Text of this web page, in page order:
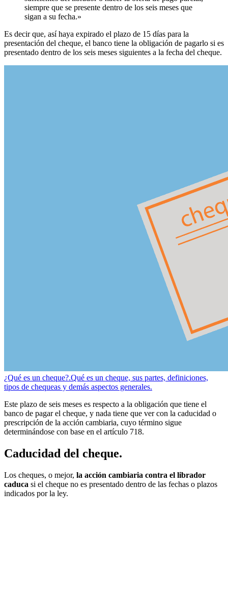
siempre que se presente dentro de los seis meses que
sigan a su fecha.»
Es decir que, así haya expirado el plazo de 15 días para la
presentación del cheque, el banco tiene la obligación de pagarlo si es
presentado dentro de los seis meses siguientes a la fecha del cheque.
¿Qué es un cheque?.Qué es un cheque, sus partes, definiciones,
tipos de chequeas y demás aspectos generales.
Este plazo de seis meses es respecto a la obligación que tiene el
banco de pagar el cheque, y nada tiene que ver con la caducidad o
prescripción de la acción cambiaria, cuyo término sigue
determinándose con base en el artículo 718.
Caducidad del cheque.
Los cheques, o mejor, la acción cambiaria contra el librador
caduca si el cheque no es presentado dentro de las fechas o plazos
indicados por la ley.